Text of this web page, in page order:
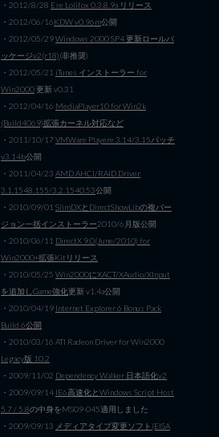
・2012/8/28 Ese Lolifox 0.3.8.9a リリース
・2012/06/16KDW v0.96m公開
・2012/05/29Windows 2000 SP4 更新ロールパ
ッケージv2(r18)(非推奨)
・2012/05/21 iTunes インストーラー for
Win2000更新 v0.31
・2012/04/16 MediaPlayer10 for Win2k
(Build4069)拡張カーネル対応など
・2011/10/17VMWare Playere 3.14/3.15パッチ
v3.14b公開
・2011/04/23 AMD AHCI/RAID Driver
3.1.1548.155/3.2.1540.53公開
・2010/09/01 SlimDXとDirectShowLibの複バー
ジョン一括インストーラー2010/6月版公開
・2010/06/11 DirectX 9.0(June/2010) for
Win2000+拡張Kitリリース
・2010/05/25 Win2000にXACT/XAudio/XInput
を追加しGame強化更新 v1.4a公開
・2010/04/19 Internet Explorer 6 Bonus Pack
Build 6公開
・2010/03/16 ATI Radeon Driver for Win2000
Legacy版 10.2
・2009/11/02 Dependency Walker 日本語化v2
・2009/09/14 IE6高速化とWindows Script Host
5.7 / 5.8の中身をMS09-045適用しました
・2009/09/13 メディアタイプ変更ソフト(EISA